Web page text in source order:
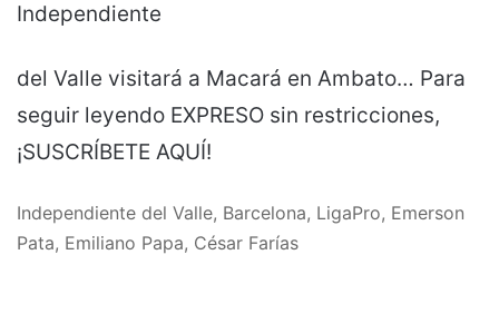
Independiente
del Valle visitará a Macará en Ambato… Para
seguir leyendo EXPRESO sin restricciones,
¡SUSCRÍBETE AQUÍ!
Independiente del Valle, Barcelona, LigaPro, Emerson
Pata, Emiliano Papa, César Farías